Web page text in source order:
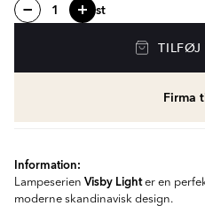
st
TILFØJ
Firma
Information:
Lampeserien Visby Lighter en
moderne skandinavisk design.